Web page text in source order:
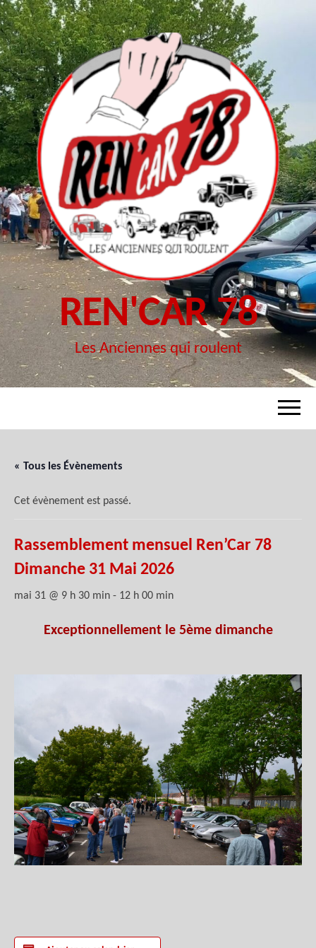
REN'CAR 78
Les Anciennes qui roulent
« Tous les Évènements
Cet évènement est passé.
Rassemblement mensuel Ren’Car 78
Dimanche 31 Mai 2026
mai 31 @ 9 h 30 min - 12 h 00 min
Exceptionnellement le 5ème dimanche